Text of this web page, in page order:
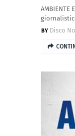
AMBIENTE
Disco